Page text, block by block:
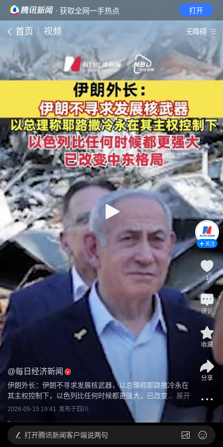
· 获取全网一手热点 打开
首页 视频 无障碍
@每日经济新闻
伊朗外长：伊朗不寻求发展核武器，以总理称耶路撒冷永在
其主权控制下，以色列比任何时候都更强大，已改变...
展开
2026-05-15 19:41 发布于四川
关注
1
评论
收藏
分享
打开腾讯新闻客户端说两句